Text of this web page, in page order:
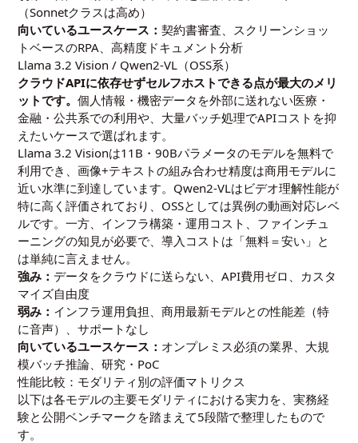
（Sonnetクラスは高め）
向いているユースケース：契約書審査、スクリーンショッ
トベースのRPA、高精度ドキュメント分析
Llama 3.2 Vision / Qwen2-VL（OSS系）
クラウドAPIに依存せずセルフホストできる点が最大のメリ
ットです。個人情報・機密データを外部に送れない医療・
金融・公共系での利用や、大量バッチ処理でAPIコストを抑
えたいケースで選ばれます。
Llama 3.2 Visionは11B・90Bパラメータのモデルを無料で
利用でき、画像+テキストの組み合わせ精度は商用モデルに
近い水準に到達しています。Qwen2-VLはビデオ理解性能が
特に高く評価されており、OSSとしては異例の動画対応レベ
ルです。一方、インフラ構築・運用コスト、ファインチュ
ーニングの知見が必要で、導入コストは「無料＝安い」と
は単純に言えません。
強み： データをクラウドに送らない、API費用ゼロ、カスタ
マイズ自由度
弱み： インフラ運用負担、商用最新モデルとの性能差（特
に音声）、サポートなし
向いているユースケース： オンプレミス必須の業界、大規
模バッチ推論、研究・PoC
性能比較：モダリティ別の評価マトリクス
以下は各モデルの主要モダリティにおける実力を、実務経
験と公開ベンチマークを踏まえて5段階で整理したもので
す。